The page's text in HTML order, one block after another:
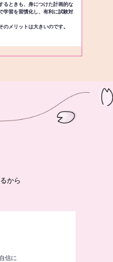
るときも、身につけた計画的な
学習を習慣化し、有利に試験対
メリットは大きいのです。
から
信に